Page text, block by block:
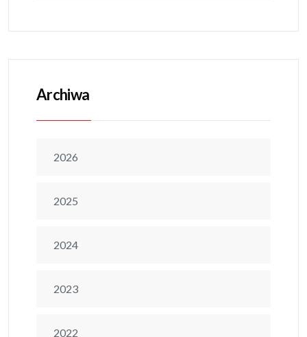
Archiwa
2026
2025
2024
2023
2022